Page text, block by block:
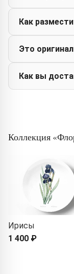
Как
Это
Как вы
Коллекция
Ирисы
1 400 ₽